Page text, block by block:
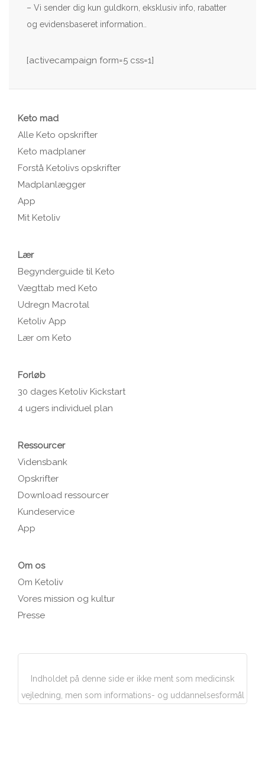
– Vi sender dig kun guldkorn, eksklusiv info, rabatter
og evidensbaseret information..
[activecampaign form=5 css=1]
Keto mad
Alle Keto opskrifter
Keto madplaner
Forstå Ketolivs opskrifter
Madplanlægger
App
Mit Ketoliv
Lær
Begynderguide til Keto
Vægttab med Keto
Udregn Macrotal
Ketoliv App
Lær om Keto
Forløb
30 dages Ketoliv Kickstart
4 ugers individuel plan
Ressourcer
Vidensbank
Opskrifter
Download ressourcer
Kundeservice
App
Om os
Om Ketoliv
Vores mission og kultur
Presse
Indholdet på denne side er ikke ment som medicinsk
vejledning, men som informations- og uddannelsesformål